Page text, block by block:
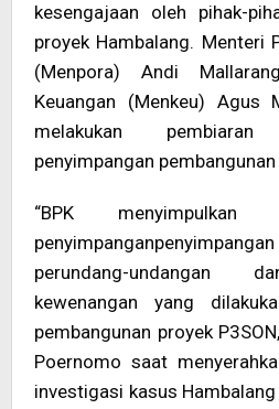
kesengajaan oleh pihak-
proyek Hambalang. Menteri
(Menpora) Andi
Keuangan (Menkeu) Agus
melakukan
penyimpangan
“BPK menyimpulkan
perundang-undangan
kewenangan yang
pembangunan proyek
Poernomo saat
investigasi kasus